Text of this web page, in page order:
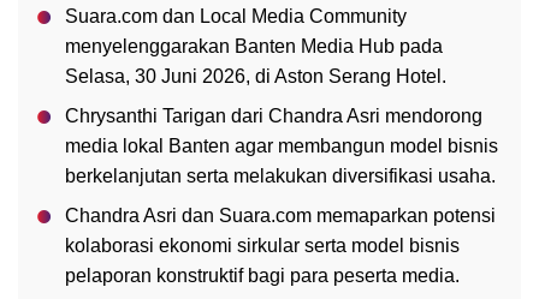
Suara.com dan Local Media Community
menyelenggarakan Banten Media Hub pada
Selasa, 30 Juni 2026, di Aston Serang Hotel.
Chrysanthi Tarigan dari Chandra Asri mendorong
media lokal Banten agar membangun model bisnis
berkelanjutan serta melakukan diversifikasi usaha.
Chandra Asri dan Suara.com memaparkan potensi
kolaborasi ekonomi sirkular serta model bisnis
pelaporan konstruktif bagi para peserta media.